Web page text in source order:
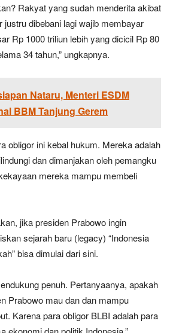
Rakyat yang sudah menderita akibat
justru dibebani lagi wajib membayar
Rp 1000 triliun lebih yang dicicil Rp 80
34 tahun,” ungkapnya.
Nataru, Menteri ESDM
BBM Tanjung Gerem
obligor ini kebal hukum. Mereka adalah
dan dimanjakan oleh pemangku
mereka mampu membeli
jika presiden Prabowo ingin
sejarah baru (legacy) “Indonesia
bisa dimulai dari sini.
penuh. Pertanyaanya, apakah
Prabowo mau dan dan mampu
Karena para obligor BLBI adalah para